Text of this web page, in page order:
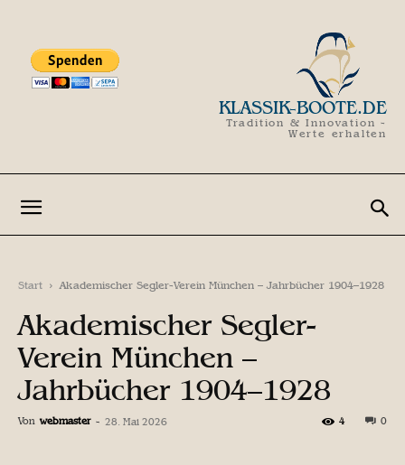
KLASSIK-BOOTE.DE
Tradition & Innovation -
Werte erhalten
Start Akademischer Segler-Verein München – Jahrbücher 1904–1928
Akademischer Segler-
Verein München –
Jahrbücher 1904–1928
Von webmaster - 28. Mai 2026 0
4